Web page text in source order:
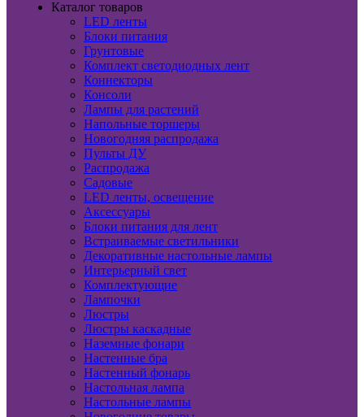
Каталог товаров
LED ленты
Блоки питания
Грунтовые
Комплект светодиодных лент
Коннекторы
Консоли
Лампы для растений
Напольные торшеры
Новогодняя распродажа
Пульты ДУ
Распродажа
Садовые
LED ленты, освещение
Аксессуары
Блоки питания для лент
Встраиваемые светильники
Декоративные настольные лампы
Интерьерный свет
Комплектующие
Лампочки
Люстры
Люстры каскадные
Наземные фонари
Настенные бра
Настенный фонарь
Настольная лампа
Настольные лампы